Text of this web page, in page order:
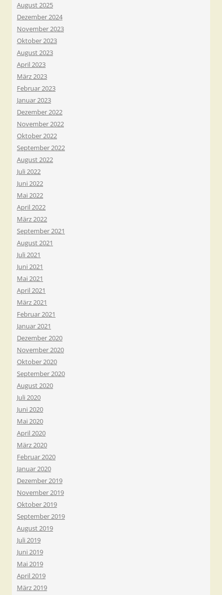
August 2025
Dezember 2024
November 2023
Oktober 2023
August 2023
April 2023
März 2023
Februar 2023
Januar 2023
Dezember 2022
November 2022
Oktober 2022
September 2022
August 2022
Juli 2022
Juni 2022
Mai 2022
April 2022
März 2022
September 2021
August 2021
Juli 2021
Juni 2021
Mai 2021
April 2021
März 2021
Februar 2021
Januar 2021
Dezember 2020
November 2020
Oktober 2020
September 2020
August 2020
Juli 2020
Juni 2020
Mai 2020
April 2020
März 2020
Februar 2020
Januar 2020
Dezember 2019
November 2019
Oktober 2019
September 2019
August 2019
Juli 2019
Juni 2019
Mai 2019
April 2019
März 2019